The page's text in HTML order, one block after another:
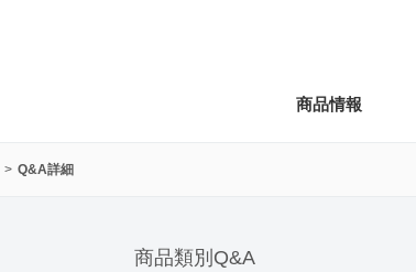
商品情報
Q&A詳細
商品類別Q&A